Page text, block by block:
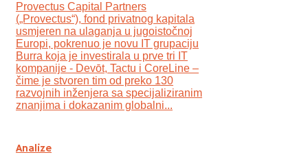
Provectus Capital Partners
(„Provectus“), fond privatnog kapitala
usmjeren na ulaganja u jugoistočnoj
Europi, pokrenuo je novu IT grupaciju
Burra koja je investirala u prve tri IT
kompanije - Devōt, Tactu i CoreLine –
čime je stvoren tim od preko 130
razvojnih inženjera sa specijaliziranim
znanjima i dokazanim globalni...
Analize